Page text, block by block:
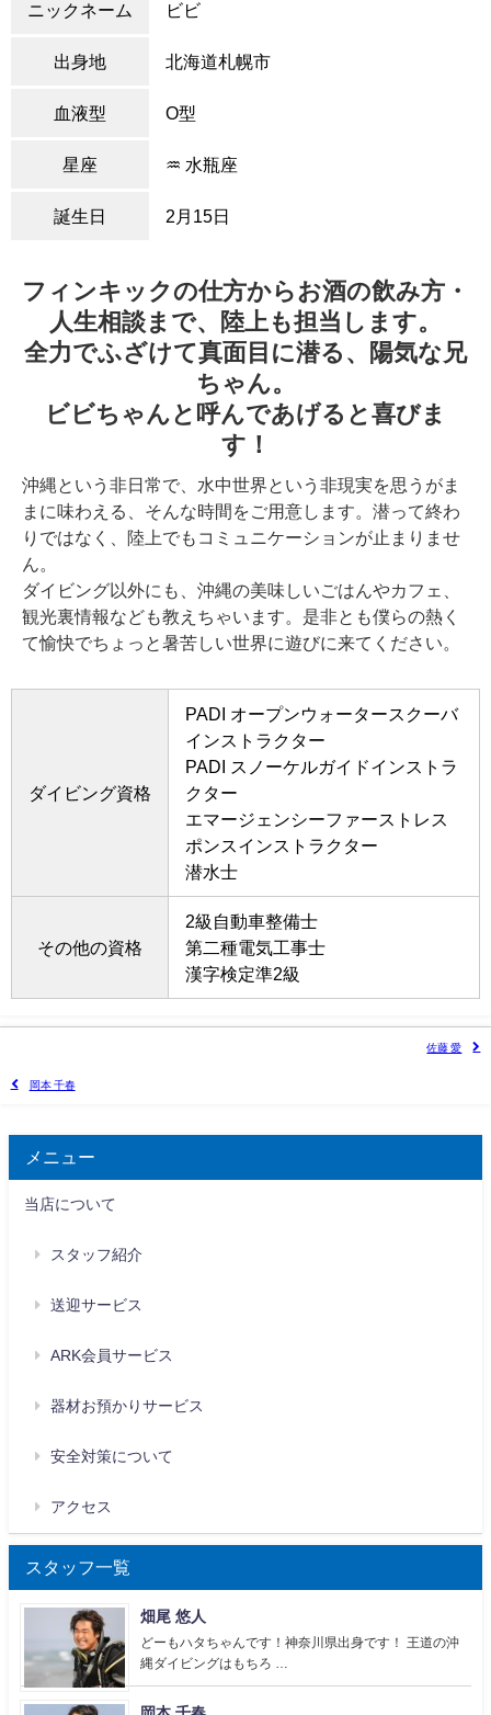
ニックネーム ビビ
出身地 北海道札幌市
血液型 O型
星座 ♒ 水瓶座
誕生日 2月15日
フィンキックの仕方からお酒の飲み方・
人生相談まで、陸上も担当します。
全力でふざけて真面目に潜る、陽気な兄
ちゃん。
ビビちゃんと呼んであげると喜びま
す！
沖縄という非日常で、水中世界という非現実を思うがま
まに味わえる、そんな時間をご用意します。潜って終わ
りではなく、陸上でもコミュニケーションが止まりませ
ん。
ダイビング以外にも、沖縄の美味しいごはんやカフェ、
観光裏情報なども教えちゃいます。是非とも僕らの熱く
て愉快でちょっと暑苦しい世界に遊びに来てください。
ダイビング資格
PADI オープンウォータースクーバ
インストラクター
PADI スノーケルガイドインストラ
クター
エマージェンシーファーストレス
ポンスインストラクター
潜水士
その他の資格
2級自動車整備士
第二種電気工事士
漢字検定準2級
佐藤 愛
岡本 千春
メニュー
当店について
スタッフ紹介
送迎サービス
ARK会員サービス
器材お預かりサービス
安全対策について
アクセス
スタッフ一覧
畑尾 悠人
どーもハタちゃんです！神奈川県出身です！ 王道の沖
縄ダイビングはもちろ …